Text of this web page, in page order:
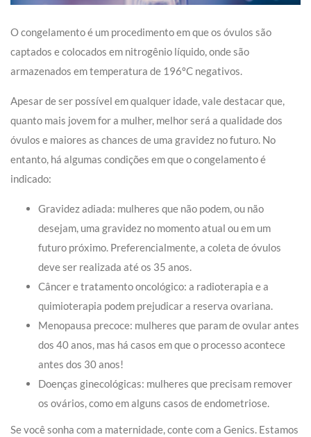
O congelamento é um procedimento em que os óvulos são
captados e colocados em nitrogênio líquido, onde são
armazenados em temperatura de 196ºC negativos.
Apesar de ser possível em qualquer idade, vale destacar que,
quanto mais jovem for a mulher, melhor será a qualidade dos
óvulos e maiores as chances de uma gravidez no futuro. No
entanto, há algumas condições em que o congelamento é
indicado:
Gravidez adiada: mulheres que não podem, ou não
desejam, uma gravidez no momento atual ou em um
futuro próximo. Preferencialmente, a coleta de óvulos
deve ser realizada até os 35 anos.
Câncer e tratamento oncológico: a radioterapia e a
quimioterapia podem prejudicar a reserva ovariana.
Menopausa precoce: mulheres que param de ovular antes
dos 40 anos, mas há casos em que o processo acontece
antes dos 30 anos!
Doenças ginecológicas: mulheres que precisam remover
os ovários, como em alguns casos de endometriose.
Se você sonha com a maternidade, conte com a Genics. Estamos